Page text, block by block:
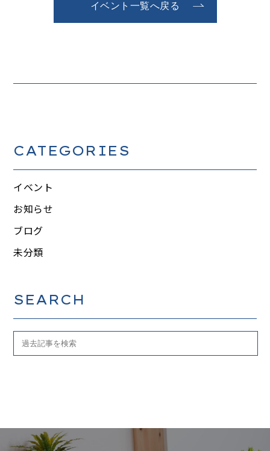
イベント一覧へ戻る
CATEGORIES
イベント
お知らせ
ブログ
未分類
SEARCH